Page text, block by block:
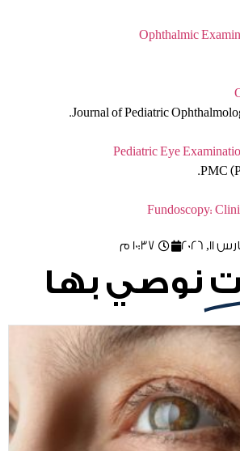
Ophthalmic
Journal of Pediatric
Pediatric Eye
PMC
Fundoscopy:
11, 2026 10:37 م
نوصي بها